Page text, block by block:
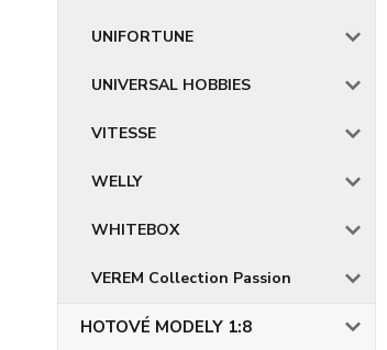
UNIFORTUNE
UNIVERSAL HOBBIES
VITESSE
WELLY
WHITEBOX
VEREM Collection Passion
HOTOVÉ MODELY 1:8